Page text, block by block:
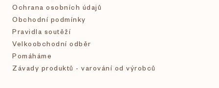
Ochrana osobních údajů
Obchodní podmínky
Pravidla soutěží
Velkoobchodní odběr
Pomáháme
Závady produktů - varování od výrobců